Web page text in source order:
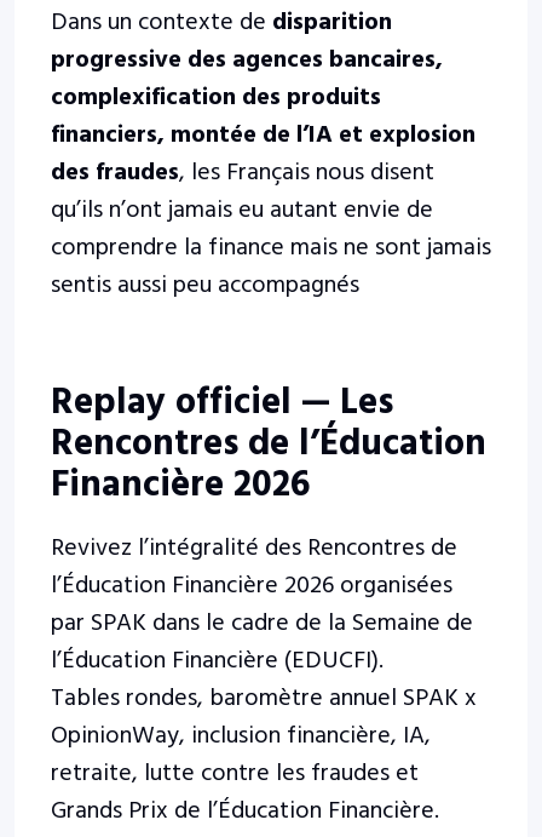
Dans un contexte dedisparition
progressive des agences bancaires,
complexification des produits
financiers, montée de l’IA et explosion
des fraudes, les Français nous disent
qu’ils n’ont jamais eu autant envie de
comprendre la finance mais ne sont jamais
sentis aussi peu accompagnés
Replay officiel — Les
Rencontres de l’Éducation
Financière 2026
Revivez l’intégralité des Rencontres de
l’Éducation Financière 2026 organisées
par SPAK dans le cadre de la Semaine de
l’Éducation Financière (EDUCFI).
Tables rondes, baromètre annuel SPAK x
OpinionWay, inclusion financière, IA,
retraite, lutte contre les fraudes et
Grands Prix de l’Éducation Financière.